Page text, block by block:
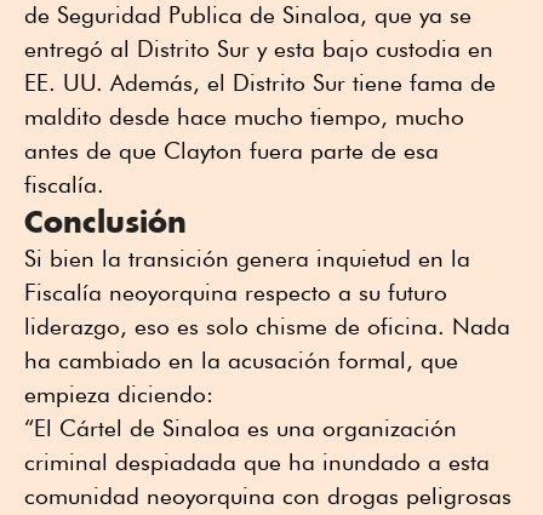
de Seguridad Publica de Sinaloa, que ya se
entregó al Distrito Sur y esta bajo custodia en
EE. UU. Además, el Distrito Sur tiene fama de
maldito desde hace mucho tiempo, mucho
antes de que Clayton fuera parte de esa
fiscalía.
Conclusión
Si bien la transición genera inquietud en la
Fiscalía neoyorquina respecto a su futuro
liderazgo, eso es solo chisme de oficina. Nada
ha cambiado en la acusación formal, que
empieza diciendo:
“El Cártel de Sinaloa es una organización
criminal despiadada que ha inundado a esta
comunidad neoyorquina con drogas peligrosas